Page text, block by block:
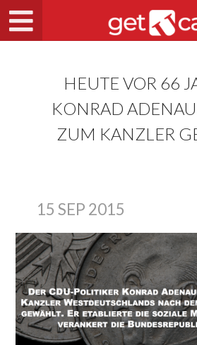
HEUTE VOR 66
KONRAD
ZUM KANZLER
15 SEP 2015